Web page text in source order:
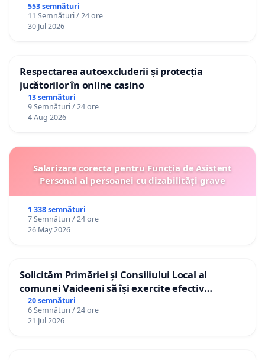
553 semnături
11 Semnături / 24 ore
30 Jul 2026
Respectarea autoexcluderii și protecția
jucătorilor în online casino
13 semnături
9 Semnături / 24 ore
4 Aug 2026
Salarizare corecta pentru Funcția de Asistent
Personal al persoanei cu dizabilități grave
1 338 semnături
7 Semnături / 24 ore
26 May 2026
Solicităm Primăriei și Consiliului Local al
comunei Vaideeni să își exercite efectiv
atribuțiile legale și să reprezinte interesele
cetățenilor în raport cu APAVIL S.A, operatorul
serviciului de apă!
20 semnături
6 Semnături / 24 ore
21 Jul 2026